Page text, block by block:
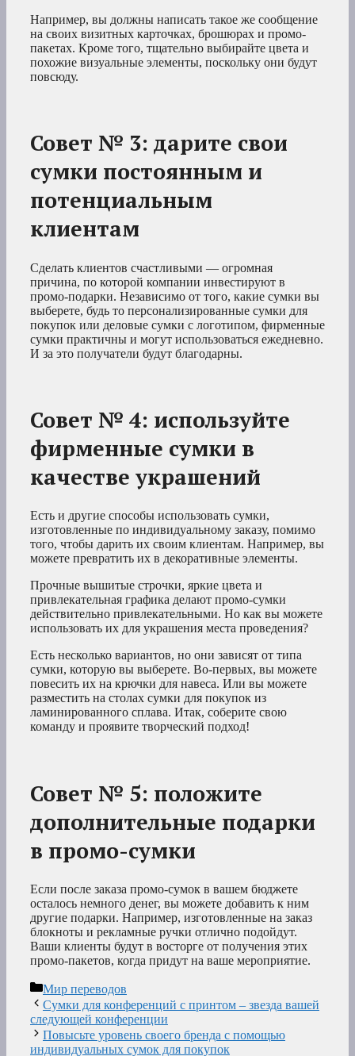
Например, вы должны написать такое же сообщение
на своих визитных карточках, брошюрах и промо-
пакетах. Кроме того, тщательно выбирайте цвета и
похожие визуальные элементы, поскольку они будут
повсюду.
Совет № 3: дарите свои
сумки постоянным и
потенциальным
клиентам
Сделать клиентов счастливыми — огромная
причина, по которой компании инвестируют в
промо-подарки. Независимо от того, какие сумки вы
выберете, будь то персонализированные сумки для
покупок или деловые сумки с логотипом, фирменные
сумки практичны и могут использоваться ежедневно.
И за это получатели будут благодарны.
Совет № 4: используйте
фирменные сумки в
качестве украшений
Есть и другие способы использовать сумки,
изготовленные по индивидуальному заказу, помимо
того, чтобы дарить их своим клиентам. Например, вы
можете превратить их в декоративные элементы.
Прочные вышитые строчки, яркие цвета и
привлекательная графика делают промо-сумки
действительно привлекательными. Но как вы можете
использовать их для украшения места проведения?
Есть несколько вариантов, но они зависят от типа
сумки, которую вы выберете. Во-первых, вы можете
повесить их на крючки для навеса. Или вы можете
разместить на столах сумки для покупок из
ламинированного сплава. Итак, соберите свою
команду и проявите творческий подход!
Совет № 5: положите
дополнительные подарки
в промо-сумки
Если после заказа промо-сумок в вашем бюджете
осталось немного денег, вы можете добавить к ним
другие подарки. Например, изготовленные на заказ
блокноты и рекламные ручки отлично подойдут.
Ваши клиенты будут в восторге от получения этих
промо-пакетов, когда придут на ваше мероприятие.
Рубрики
Мир переводов
Сумки для конференций с принтом – звезда вашей
следующей конференции
Повысьте уровень своего бренда с помощью
индивидуальных сумок для покупок